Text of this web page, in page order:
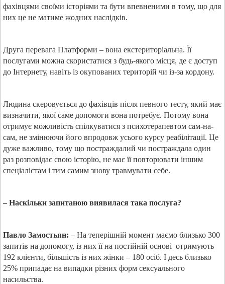
фахівцями своїми історіями та бути впевненими в тому, що для
них це не матиме жодних наслідків.
Друга перевага Платформи – вона екстериторіальна. Її
послугами можна скористатися з будь-якого місця, де є доступ
до Інтернету, навіть із окупованих територій чи із-за кордону.
Людина скеровується до фахівців після певного тесту, який має
визначити, якої саме допомоги вона потребує. Потому вона
отримує можливість спілкуватися з психотерапевтом сам-на-
сам, не змінюючи його впродовж усього курсу реабілітації. Це
дуже важливо, тому що постраждалий чи постраждала один
раз розповідає свою історію, не має її повторювати іншим
спеціалістам і тим самим знову травмувати себе.
– Наскільки запитаною виявилася така послуга?
Павло Замостьян: – На теперішній момент маємо близько 300
запитів на допомогу, із них її на постійній основі отримують
192 клієнти, більшість із них жінки – 180 осіб. І десь близько
25% припадає на випадки різних форм сексуального
насильства.